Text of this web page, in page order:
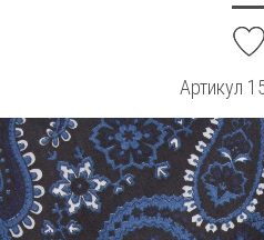
Артикул